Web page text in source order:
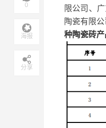
限公司、
陶瓷有限
种陶瓷砖
0
海报
分享